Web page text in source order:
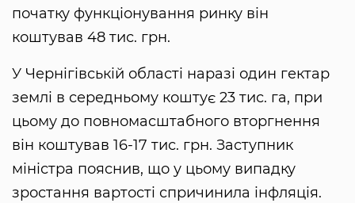
початку функціонування ринку він
коштував 48 тис. грн.
У Чернігівській області наразі один гектар
землі в середньому коштує 23 тис. га, при
цьому до повномасштабного вторгнення
він коштував 16-17 тис. грн. Заступник
міністра пояснив, що у цьому випадку
зростання вартості спричинила інфляція.